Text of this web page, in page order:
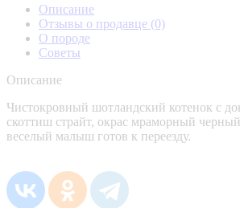
Описание
Отзывы о продавце (0)
О породе
Советы
Описание
Чистокровный шотландский котенок с
скоттиш страйт, окрас мраморный
веселый малыш готов к переезду.